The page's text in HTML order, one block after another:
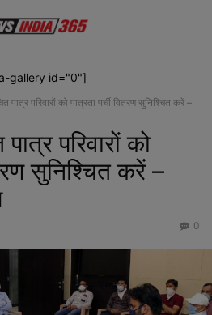
gallery id="0"]
पात्र परिवारों को पात्रता पर्ची वितरण सुनिश्चित करें –
परिवारों को
सुनिश्चित करें –
0